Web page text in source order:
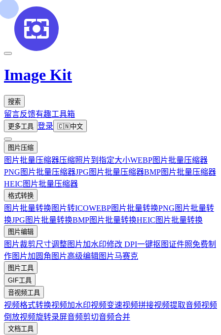
Image Kit
搜索
留言反馈有趣工具箱
更多工具 登录 🇨🇳中文
图片压缩
图片批量压缩器压缩照片到指定大小WEBP图片批量压缩器
PNG图片批量压缩器JPG图片批量压缩器BMP图片批量压缩器
HEIC图片批量压缩器
格式转换
图片批量转换图片转ICOWEBP图片批量转换PNG图片批量转
换JPG图片批量转换BMP图片批量转换HEIC图片批量转换
图片编辑
图片裁剪尺寸调整图片加水印修改 DPI一键抠图证件照免费制
作图片加圆角 图片高级编辑图片马赛克
图片工具
GIF工具
音视频工具
视频格式转换视频加水印视频变速视频拼接视频提取音频视频
倒放视频旋转录屏音频剪切音频合并
文档工具